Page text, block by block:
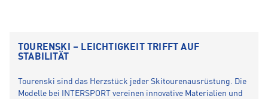
TOURENSKI – LEICHTIGKEIT TRIFFT AUF
STABILITÄT
Tourenski sind das Herzstück jeder Skitourenausrüstung. Die
Modelle bei INTERSPORT vereinen innovative Materialien und